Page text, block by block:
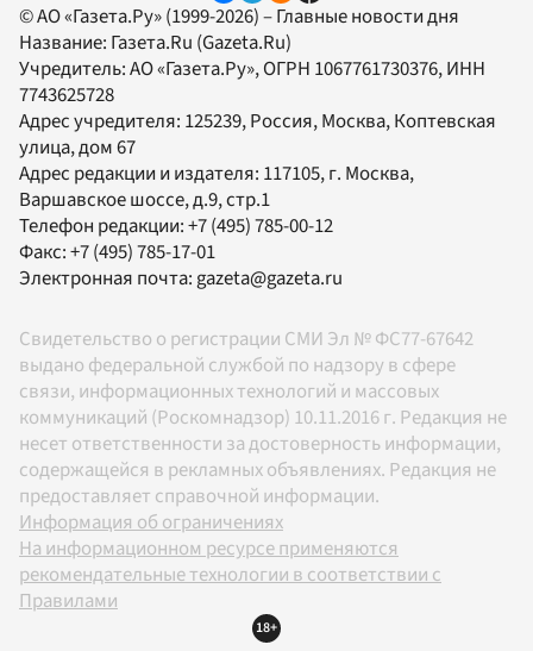
© АО «Газета.Ру» (1999-2026) – Главные новости дня
Название: Газета.Ru (Gazeta.Ru)
Учредитель:АО «Газета.Ру», ОГРН 1067761730376, ИНН
7743625728
Адрес учредителя: 125239, Россия, Москва, Коптевская
улица, дом 67
Адрес редакции и издателя: 117105, г. Москва,
Варшавское шоссе, д.9, стр.1
Телефон редакции:+7 (495) 785-00-12
Факс:+7 (495) 785-17-01
Электронная почта: gazeta@gazeta.ru
Свидетельство о регистрации СМИ Эл № ФС77-67642
выдано федеральной службой по надзору в сфере
связи, информационных технологий и массовых
коммуникаций (Роскомнадзор) 10.11.2016 г. Редакция не
несет ответственности за достоверность информации,
содержащейся в рекламных объявлениях. Редакция не
предоставляет справочной информации.
Информация об ограничениях
На информационном ресурсе применяются
рекомендательные технологии в соответствии с
Правилами
18+